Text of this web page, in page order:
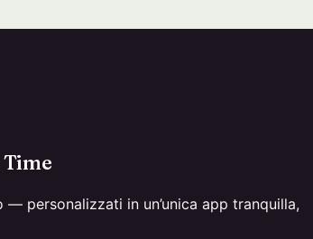
personalizzati in un’unica app tranquilla,